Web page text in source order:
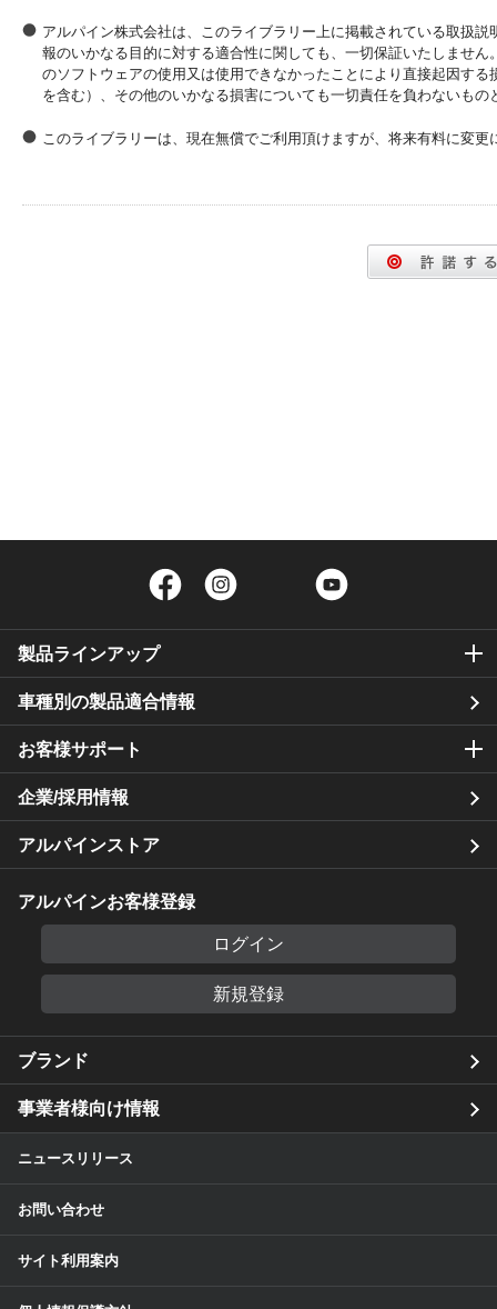
アルパイン株式会社は、このライブラリー上に掲載されている取扱
報のいかなる目的に対する適合性に関しても、一切保証いたしませ
のソフトウェアの使用又は使用できなかったことにより直接起因す
を含む）、その他のいかなる損害についても一切責任を負わないもの
このライブラリーは、現在無償でご利用頂けますが、将来有料に変
Facebook Twitter
製品ラインアップ
車種別の製品適合情報
お客様サポート
企業/採用情報
アルパインストア
アルパインお客様登録
ログイン
新規登録
ブランド
事業者様向け情報
ニュースリリース
お問い合わせ
サイト利用案内